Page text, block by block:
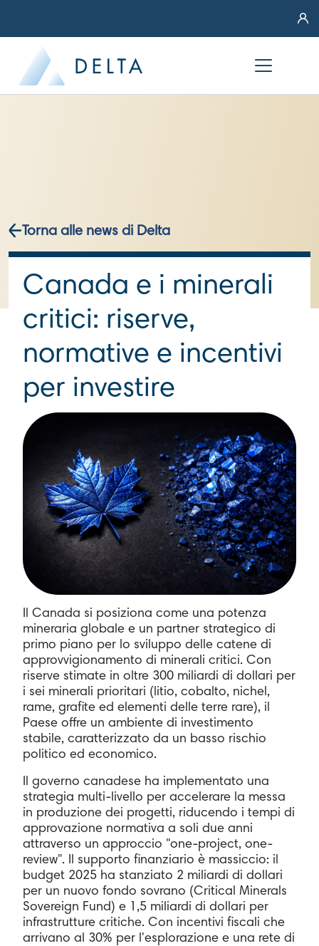
Torna alle news di Delta
Canada e i minerali
critici: riserve,
normative e incentivi
per investire
Il Canada si posiziona come una potenza
mineraria globale e un partner strategico di
primo piano per lo sviluppo delle catene di
approvvigionamento di minerali critici. Con
riserve stimate in oltre 300 miliardi di dollari per
i sei minerali prioritari (litio, cobalto, nichel,
rame, grafite ed elementi delle terre rare), il
Paese offre un ambiente di investimento
stabile, caratterizzato da un basso rischio
politico ed economico.
Il governo canadese ha implementato una
strategia multi-livello per accelerare la messa
in produzione dei progetti, riducendo i tempi di
approvazione normativa a soli due anni
attraverso un approccio "one-project, one-
review". Il supporto finanziario è massiccio: il
budget 2025 ha stanziato 2 miliardi di dollari
per un nuovo fondo sovrano (Critical Minerals
Sovereign Fund) e 1,5 miliardi di dollari per
infrastrutture critiche. Con incentivi fiscali che
arrivano al 30% per l'esplorazione e una rete di